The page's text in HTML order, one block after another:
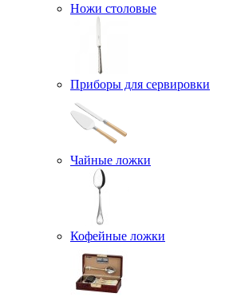
Ножи столовые
Приборы для сервировки
Чайные ложки
Кофейные ложки